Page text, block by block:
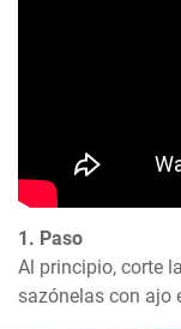
1. Paso
Al principio, corte
sazónelas con ajo